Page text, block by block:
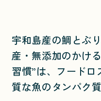
宇和島産の鯛とぶ
産・無添加のかけ
習慣”は、フード
質な魚のタンパク